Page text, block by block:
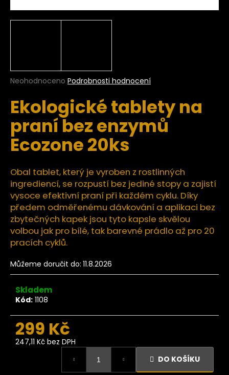
Průměrné
produktu
je
5
hvězdiček.
Neohodnoceno Podrobnosti hodnocení
Ekologické tablety na
praní bez enzymů
Ecozone 20ks
Obal tablet, který je vyroben z rostlinných
ingrediencí, se rozpustí bez jediné stopy a zajistí
vysoce efektivní praní při každém cyklu. Díky
předem odměřenému dávkování a aplikaci bez
zbytečných kapek jsou tyto kapsle skvělou
volbou jak pro bílé, tak barevné prádlo až pro 20
pracích cyklů.
Můžeme doručit do: 11.8.2026
Skladem
Kód: 1108
299 Kč
247,11 Kč bez DPH
DO KOŠÍKU
a
j
?
o
p
o
r
u
č
u
e
m
e
Ze
Fíky